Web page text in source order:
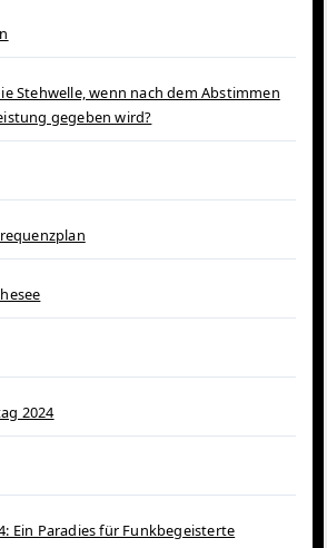
Stehwelle, wenn nach dem Abstimmen
gegeben wird?
2024
Ein Paradies für Funkbegeisterte